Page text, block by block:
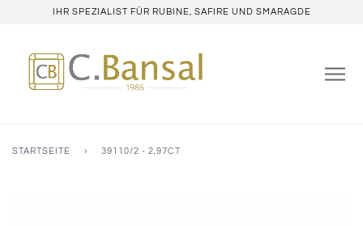
IHR SPEZIALIST FÜR RUBINE, SAFIRE UND SMARAGDE
STARTSEITE › 39110/2 - 2,97CT